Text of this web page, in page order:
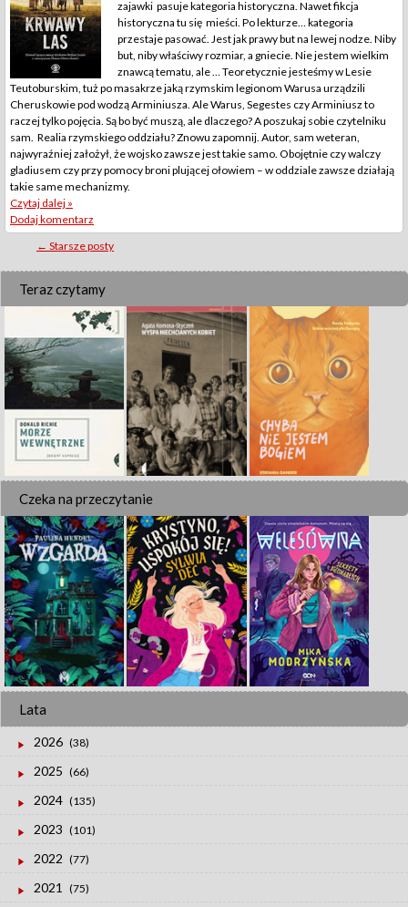
zajawki pasuje kategoria historyczna. Nawet fikcja
historyczna tu się mieści. Po lekturze… kategoria
przestaje pasować. Jest jak prawy but na lewej nodze. Niby
but, niby właściwy rozmiar, a gniecie. Nie jestem wielkim
znawcą tematu, ale … Teoretycznie jesteśmy w Lesie
Teutoburskim, tuż po masakrze jaką rzymskim legionom Warusa urządzili
Cheruskowie pod wodzą Arminiusza. Ale Warus, Segestes czy Arminiusz to
raczej tylko pojęcia. Są bo być muszą, ale dlaczego? A poszukaj sobie czytelniku
sam. Realia rzymskiego oddziału? Znowu zapomnij. Autor, sam weteran,
najwyraźniej założył, że wojsko zawsze jest takie samo. Obojętnie czy walczy
gladiusem czy przy pomocy broni plującej ołowiem – w oddziale zawsze działają
takie same mechanizmy.
Czytaj dalej »
Dodaj komentarz
Posts
navigation
← Starsze posty
Teraz czytamy
Czeka na przeczytanie
Lata
2026 (38)
2025 (66)
2024 (135)
2023 (101)
2022 (77)
2021 (75)